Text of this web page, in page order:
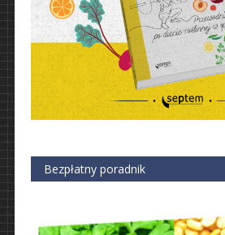
Bezpłatny poradnik